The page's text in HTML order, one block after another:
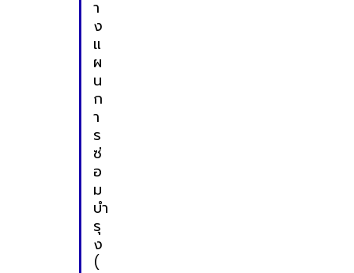
า
ง
แ
ผ
น
ก
า
ร
ซ่
อ
ม
บำ
รุ
ง
(